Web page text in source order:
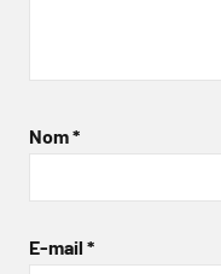
Nom*
E-mail *